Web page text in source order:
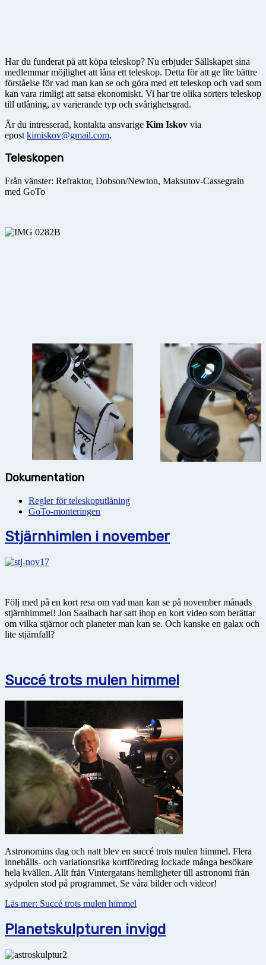
Har du funderat på att köpa teleskop? Nu erbjuder Sällskapet sina
medlemmar möjlighet att låna ett teleskop. Detta för att ge lite bättre
förståelse för vad man kan se och göra med ett teleskop och vad som
kan vara rimligt att satsa ekonomiskt. Vi har tre olika sorters teleskop
till utlåning, av varierande typ och svårighetsgrad.
Är du intresserad, kontakta ansvarige Kim Iskov via
epost kimiskov@gmail.com.
Teleskopen
Från vänster: Refraktor, Dobson/Newton, Maksutov-Cassegrain
med GoTo
Dokumentation
Regler för teleskoputlåning
GoTo-monteringen
Stjärnhimlen i november
Följ med på en kort resa om vad man kan se på november månads
stjärnhimmel! Jon Saalbach har satt ihop en kort video som berättar
om vilka stjärnor och planeter man kan se. Och kanske en galax och
lite stjärnfall?
Succé trots mulen himmel
Astronomins dag och natt blev en succé trots mulen himmel. Flera
innehålls- och variationsrika kortföredrag lockade många besökare
hela kvällen. Allt från Vintergatans hemligheter till astronomi från
sydpolen stod på programmet. Se våra bilder och videor!
Läs mer: Succé trots mulen himmel
Planetskulpturen invigd